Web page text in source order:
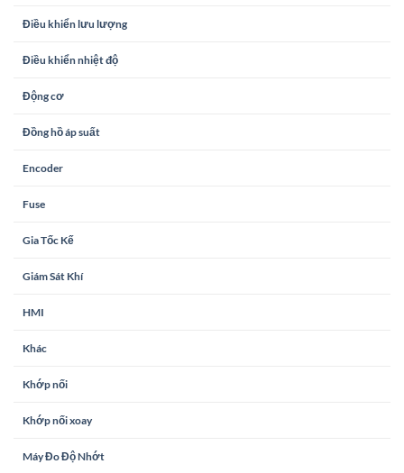
Điều khiển lưu lượng
Điều khiển nhiệt độ
Động cơ
Đồng hồ áp suất
Encoder
Fuse
Gia Tốc Kế
Giám Sát Khí
HMI
Khác
Khớp nối
Khớp nối xoay
Máy Đo Độ Nhớt